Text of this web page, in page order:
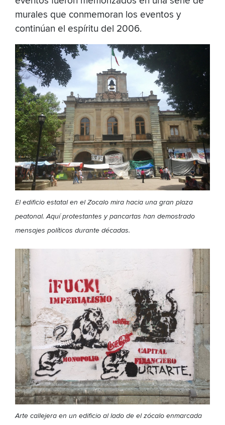
murales que conmemoran los eventos y
continúan el espíritu del 2006.
El edificio estatal en el Zocalo mira hacia una gran plaza
peatonal. Aquí protestantes y pancartas han demostrado
mensajes políticos durante décadas.
Arte callejera en un edificio al lado de el zócalo enmarcada